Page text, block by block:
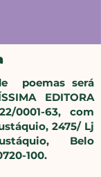
poemas será
EDITORA
/0001-63, com
2475/ Lj
Belo
100.